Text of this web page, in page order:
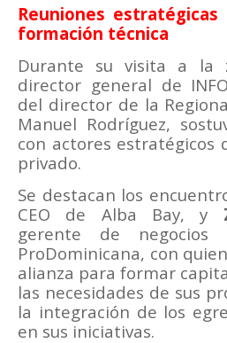
Reuniones
formación técnica
Durante su visita a la
director general de
del director de la
Manuel Rodríguez,
con actores estratégicos
privado.
Se destacan los
CEO de Alba Bay, y
gerente de
ProDominicana, con
alianza para formar
las necesidades de sus
la integración de los
en sus iniciativas.